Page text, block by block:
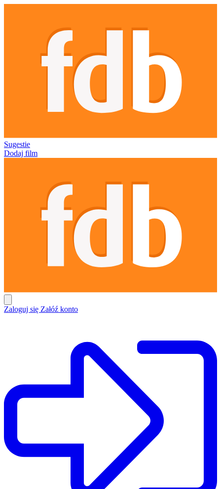
Sugestie
Dodaj film
Zaloguj się Załóź konto